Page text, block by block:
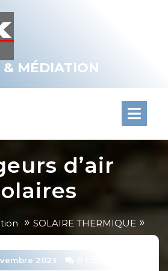
& MÉDIATION
d’air
» SOLAIRE THERMIQUE»
2023